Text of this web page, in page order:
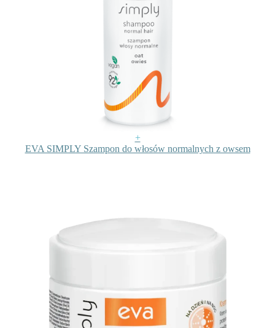
+
EVA SIMPLY Szampon do włosów normalnych z owsem